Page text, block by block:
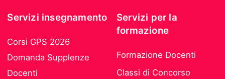
Servizi insegnamento
Corsi GPS 2026
Domanda Supplenze
Docenti
Servizi per la
formazione
Formazione Docenti
Classi di Concorso